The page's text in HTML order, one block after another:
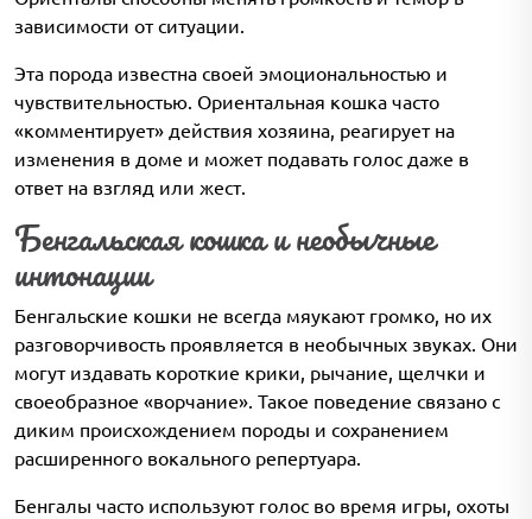
зависимости от ситуации.
Эта порода известна своей эмоциональностью и
чувствительностью. Ориентальная кошка часто
«комментирует» действия хозяина, реагирует на
изменения в доме и может подавать голос даже в
ответ на взгляд или жест.
Бенгальская кошка и необычные
интонации
Бенгальские кошки не всегда мяукают громко, но их
разговорчивость проявляется в необычных звуках. Они
могут издавать короткие крики, рычание, щелчки и
своеобразное «ворчание». Такое поведение связано с
диким происхождением породы и сохранением
расширенного вокального репертуара.
Бенгалы часто используют голос во время игры, охоты